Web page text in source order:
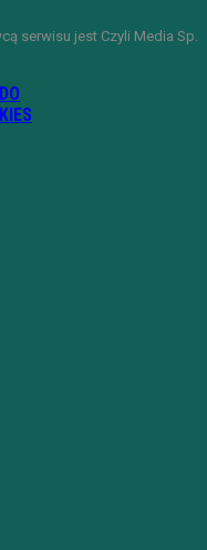
serwisu jest Czyli Media Sp.